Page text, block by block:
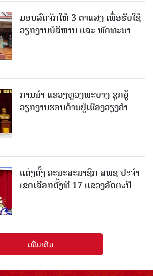
ມອບລົດຈັກໃຫ້ 3 ຕາແສງ ເພື່ອຮັບໃຊ້
ວຽກງານບໍລິຫານ ແລະ ພັດທະນາ
ການນຳ ແຂວງຫຼວງພະບາງ ຊຸກຍູ້
ວຽກງານຮອບດ້ານຢູ່ເມືອງວຽງຄໍາ
ແຕ່ງຕັ້ງ ຄະນະສະມາຊິກ ສພຊ ປະຈຳ
ເຂດເລືອກຕັ້ງທີ 17 ແຂວງອັດຕະປື
ເພີ່ມເຕີມ